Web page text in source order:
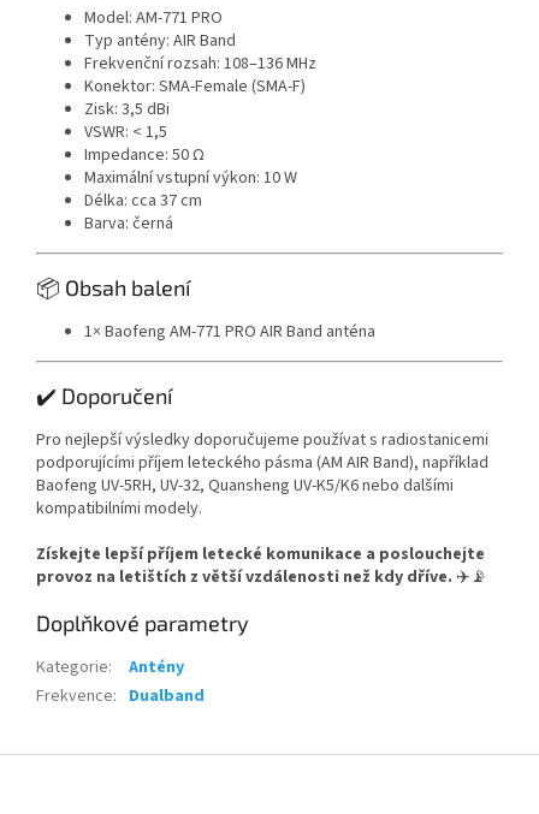
Model: AM-771 PRO
Typ antény: AIR Band
Frekvenční rozsah: 108–136 MHz
Konektor: SMA-Female (SMA-F)
Zisk: 3,5 dBi
VSWR: < 1,5
Impedance: 50 Ω
Maximální vstupní výkon: 10 W
Délka: cca 37 cm
Barva: černá
📦 Obsah balení
1× Baofeng AM-771 PRO AIR Band anténa
✔️ Doporučení
Pro nejlepší výsledky doporučujeme používat s radiostanicemi
podporujícími příjem leteckého pásma (AM AIR Band), například
Baofeng UV-5RH, UV-32, Quansheng UV-K5/K6 nebo dalšími
kompatibilními modely.
Získejte lepší příjem letecké komunikace a poslouchejte
provoz na letištích z větší vzdálenosti než kdy dříve. ✈️📡
Doplňkové parametry
Kategorie:
Antény
Frekvence: Dualband